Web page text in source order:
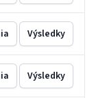
Výsledky
Výsledky